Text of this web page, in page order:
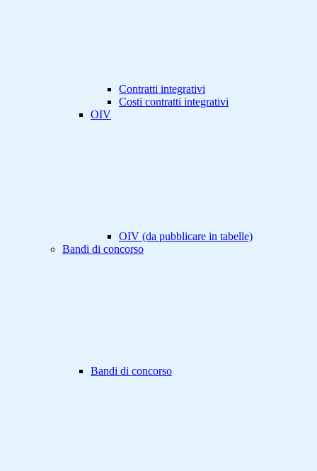
Contratti integrativi
Costi contratti integrativi
OIV
OIV (da pubblicare in tabelle)
Bandi di concorso
Bandi di concorso